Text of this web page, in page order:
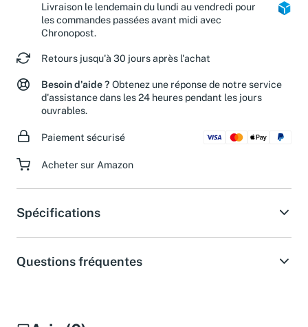
Livraison le lendemain du lundi au vendredi pour
les commandes passées avant midi avec
Chronopost.
Retours jusqu'à 30 jours après l'achat
Besoin d'aide ? Obtenez une réponse de notre service
d'assistance dans les 24 heures pendant les jours
ouvrables.
Paiement sécurisé
Acheter sur Amazon
Spécifications
Questions fréquentes